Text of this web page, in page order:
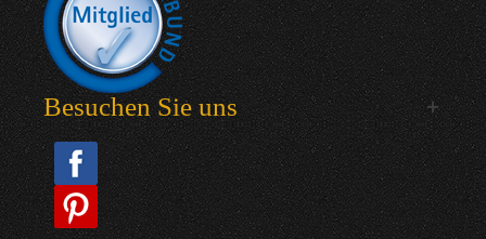
Besuchen Sie uns